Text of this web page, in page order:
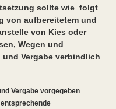
sollte wie folgt
von aufbereitetem und
von Kies oder
Wegen und
Vergabe verbindlich
Vergabe vorgegeben